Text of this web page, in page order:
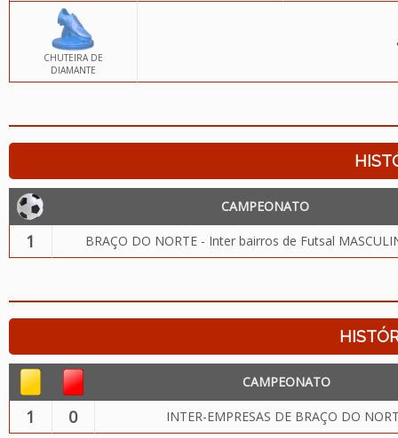
CHUTEIRA DE
DIAMANTE
CAMPEONATO
1 BRAÇO DO NORTE - Inter bairros de Futsal
CAMPEONATO
1 0 INTER-EMPRESAS DE BRAÇO DO